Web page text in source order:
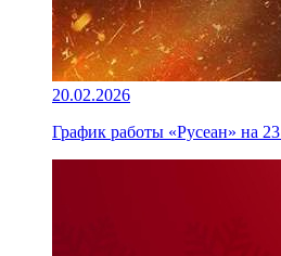
20.02.2026
График работы «Русеан» на